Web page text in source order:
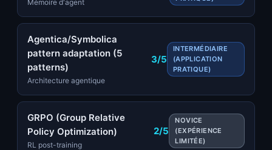
Mémoire d'agent
Agentica/Symbolica
pattern adaptation (5
patterns)
Architecture agentique
3/5
INTERMÉDIAIRE
(APPLICATION
PRATIQUE)
GRPO (Group Relative
Policy Optimization)
RL post-training
2/5
NOVICE
(EXPÉRIENCE
LIMITÉE)